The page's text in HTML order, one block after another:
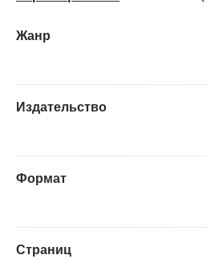
Жанр
Издательство
Формат
Страниц